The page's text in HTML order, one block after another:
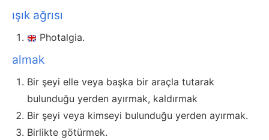
ışık ağrısı
Photalgia.
almak
Bir şeyi elle veya başka bir araçla tutarak
bulunduğu yerden ayırmak, kaldırmak
Bir şeyi veya kimseyi bulunduğu yerden ayırmak.
Birlikte götürmek.